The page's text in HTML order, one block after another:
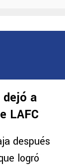
dejó a
LAFC